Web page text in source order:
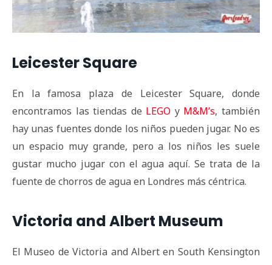
Leicester Square
En la famosa plaza de Leicester Square, donde
encontramos las tiendas de LEGO y M&M’s, también
hay unas fuentes donde los niños pueden jugar. No es
un espacio muy grande, pero a los niños les suele
gustar mucho jugar con el agua aquí. Se trata de la
fuente de chorros de agua en Londres más céntrica.
Victoria and Albert Museum
El Museo de Victoria and Albert en South Kensington